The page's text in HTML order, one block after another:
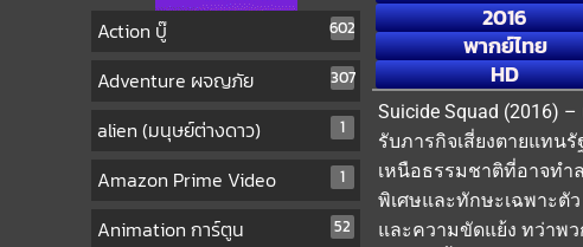
Action บู๊ 602
Adventure ผจญภัย 307
alien (มนุษย์ต่างดาว) 1
Amazon Prime Video 1
Animation การ์ตูน 52
2016
พากย์ไทย
HD
Suicide Squad
รับภารกิจเสี่ยงตายแทน
เหนือธรรมชาติที่อาจทำ
พิเศษและทักษะเฉพาะตั
และความขัดแย้ง ทว่าพว